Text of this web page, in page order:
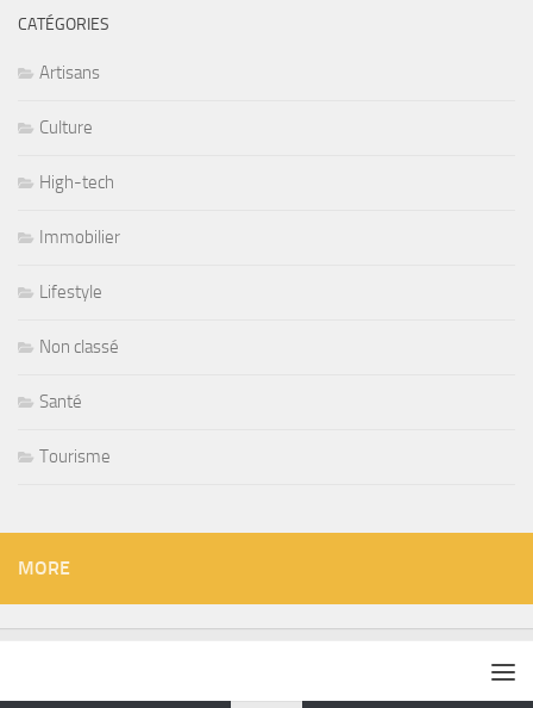
CATÉGORIES
Artisans
Culture
High-tech
Immobilier
Lifestyle
Non classé
Santé
Tourisme
MORE